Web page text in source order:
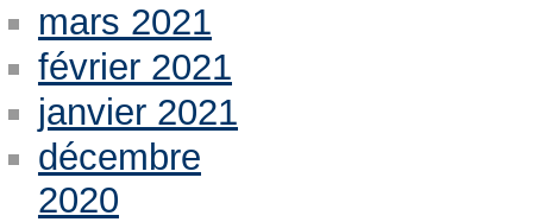
mars 2021
février 2021
janvier 2021
décembre
2020